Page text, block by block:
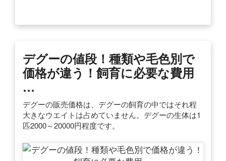
デグーの値段！種類や毛色別で
価格が違う！飼育に必要な費用
…
デグーの販売価格は、デグーの飼育の中ではそれ程
大きなウエイトは占めていません。デグーの生体は1
匹2000～20000円程度です。